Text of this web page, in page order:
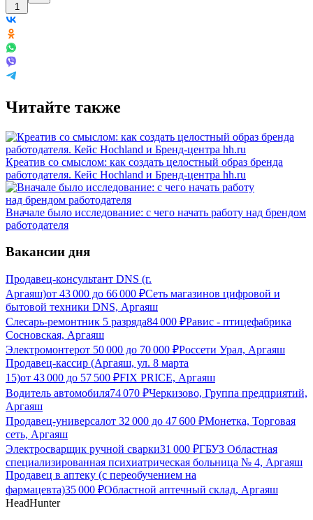
1
Читайте также
Креатив со смыслом: как создать целостный образ бренда
работодателя. Кейс Hochland и Бренд-центра hh.ru
Вначале было исследование: с чего начать работу над брендом
работодателя
Вакансии дня
Продавец-консультант DNS (г.
Аргаяш)от 43 000 до 66 000 ₽Сеть магазинов цифровой и
бытовой техники DNS, Аргаяш
Слесарь-ремонтник 5 разряда84 000 ₽Равис - птицефабрика
Сосновская, Аргаяш
Электромонтерот 50 000 до 70 000 ₽Россети Урал, Аргаяш
Продавец-кассир (Аргаяш, ул. 8 марта
15)от 43 000 до 57 500 ₽FIX PRICE, Аргаяш
Водитель автомобиля74 070 ₽Черкизово, Группа предприятий,
Аргаяш
Продавец-универсалот 32 000 до 47 600 ₽Монетка, Торговая
сеть, Аргаяш
Электросварщик ручной сварки31 000 ₽ГБУЗ Областная
специализированная психиатрическая больница № 4, Аргаяш
Продавец в аптеку (с переобучением на
фармацевта)35 000 ₽Областной аптечный склад, Аргаяш
HeadHunter